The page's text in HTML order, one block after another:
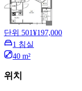
단위 501¥197,000
1 침실
40 m²
위치